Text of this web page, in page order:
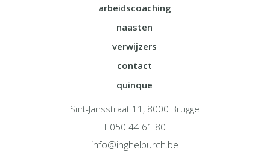
arbeidscoaching
naasten
verwijzers
contact
quinque
Sint-Jansstraat 11, 8000 Brugge
T 050 44 61 80
info@inghelburch.be